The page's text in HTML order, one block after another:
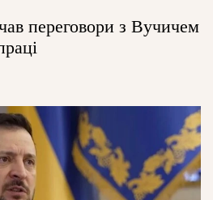
переговори з Вучичем